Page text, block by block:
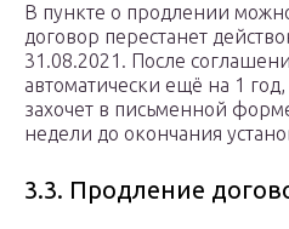
В пункте о продлении
договор перестанет
31.08.2021. После
автоматически ещё на 1
захочет в письменной
недели до окончания
3.3. Продление